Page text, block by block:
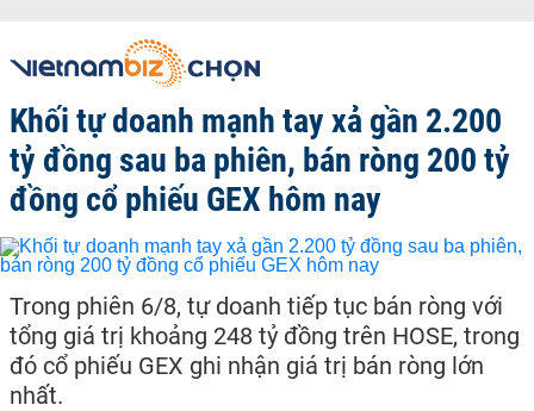
Khối tự doanh mạnh tay xả gần 2.200
tỷ đồng sau ba phiên, bán ròng 200 tỷ
đồng cổ phiếu GEX hôm nay
Trong phiên 6/8, tự doanh tiếp tục bán ròng với
tổng giá trị khoảng 248 tỷ đồng trên HOSE, trong
đó cổ phiếu GEX ghi nhận giá trị bán ròng lớn
nhất.